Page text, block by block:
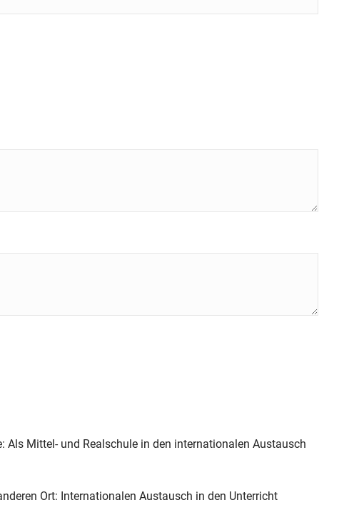
Als Mittel- und Realschule in den internationalen Austausch
Ort: Internationalen Austausch in den Unterricht